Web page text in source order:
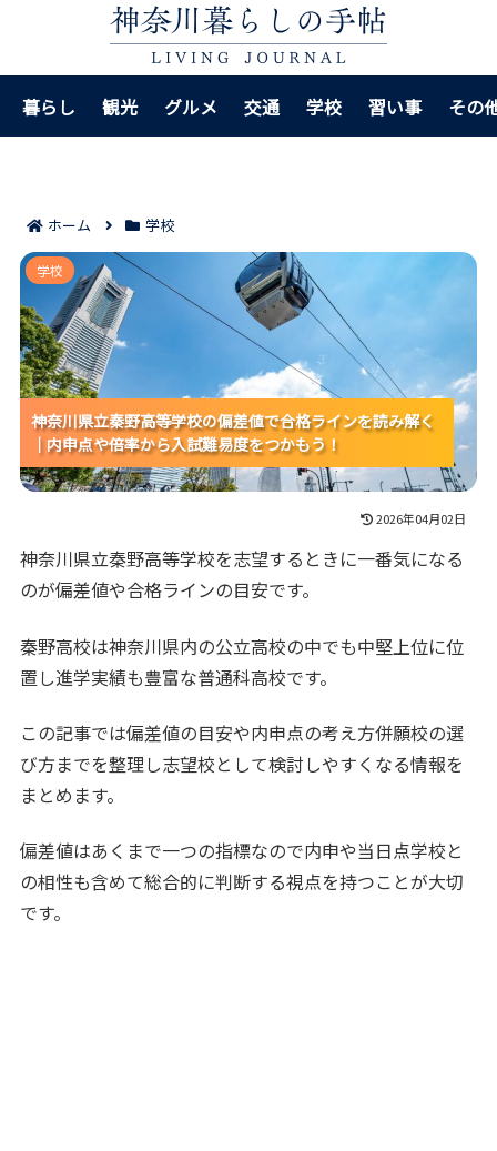
暮らし 観光 グルメ 交通 学校 習い事 その
ホーム 学校
神奈川県立秦野高等学校の偏差値で合格ラインを読み
解く｜内申点や倍率から入試難易度をつかもう！
神奈川県立秦野高等学校の偏差値で合格ラインを読み解く
｜内申点や倍率から入試難易度をつかもう！
神奈川県立秦野高等学校の偏差値で合格ラインを読み解く
｜内申点や倍率から入試難易度をつかもう！
神奈川県立秦野高等学校の偏差値で合格ラインを読み解く
｜内申点や倍率から入試難易度をつかもう！
学校
2026年04月02日
神奈川県立秦野高等学校を志望するときに一番気になる
のが偏差値や合格ラインの目安です。
秦野高校は神奈川県内の公立高校の中でも中堅上位に位
置し進学実績も豊富な普通科高校です。
この記事では偏差値の目安や内申点の考え方併願校の選
び方までを整理し志望校として検討しやすくなる情報を
まとめます。
偏差値はあくまで一つの指標なので内申や当日点学校と
の相性も含めて総合的に判断する視点を持つことが大切
です。